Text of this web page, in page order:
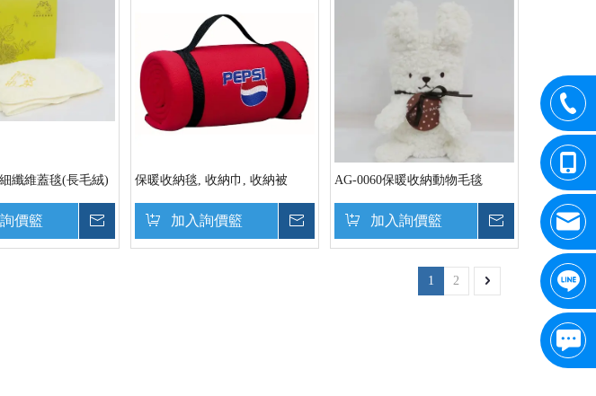
纖維蓋毯(長毛絨)
價籃
保暖收納毯, 收納巾, 收納被
加入詢價籃
AG-0060保暖收納動物毛毯
加入詢價籃 詢價
1 2